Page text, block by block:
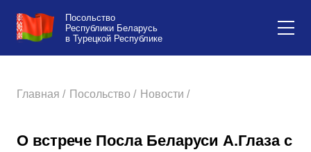
Посольство
Республики Беларусь
в Турецкой Республике
Главная / Посольство / Новости /
О встрече Посла Беларуси А.Глаза с